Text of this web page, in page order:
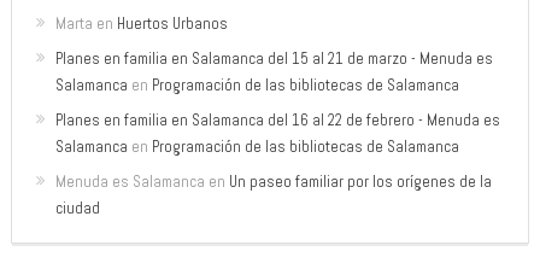
Marta en Huertos Urbanos
Planes en familia en Salamanca del 15 al 21 de marzo - Menuda es
Salamanca en Programación de las bibliotecas de Salamanca
Planes en familia en Salamanca del 16 al 22 de febrero - Menuda es
Salamanca en Programación de las bibliotecas de Salamanca
Menuda es Salamanca en Un paseo familiar por los orígenes de la
ciudad